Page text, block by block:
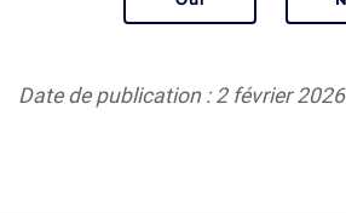
Date de publication : 2 février 2026